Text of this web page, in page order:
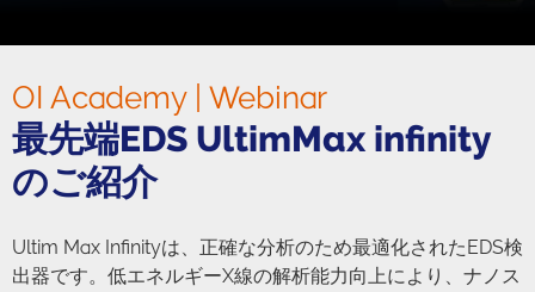
OI Academy | Webinar
最先端EDS UltimMax infinity
のご紹介
Ultim Max Infinityは、正確な分析のため最適化されたEDS検
出器です。低エネルギーX線の解析能力向上により、ナノス